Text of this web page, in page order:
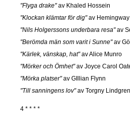
"Flyga drake"av Khaled Hossein
"Klockan klämtar för dig"av Hemingway
"Nils Holgerssons underbara resa"av
"Berömda män som varit i Sunne"av
"Kärlek, vänskap, hat"av Alice Munro
"Mörker och Ömhet"av Joyce Carol
"Mörka platser"av GIllian Flynn
"Till sanningens lov"av Torgny Lindgren
4 * * * *